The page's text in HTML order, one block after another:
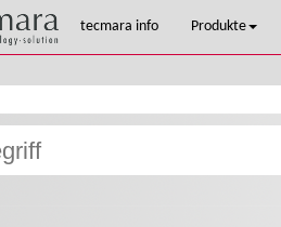
tecmara info Produkte